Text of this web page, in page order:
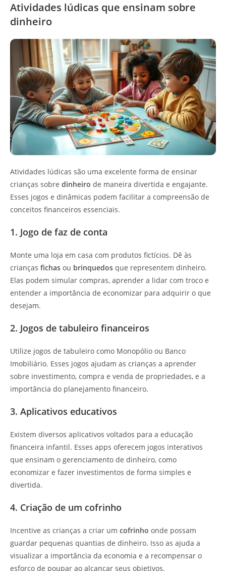
Atividades lúdicas que ensinam sobre
dinheiro
Atividades lúdicas são uma excelente forma de ensinar
crianças sobre dinheiro de maneira divertida e engajante.
Esses jogos e dinâmicas podem facilitar a compreensão de
conceitos financeiros essenciais.
1. Jogo de faz de conta
Monte uma loja em casa com produtos fictícios. Dê às
crianças fichas ou brinquedos que representem dinheiro.
Elas podem simular compras, aprender a lidar com troco e
entender a importância de economizar para adquirir o que
desejam.
2. Jogos de tabuleiro financeiros
Utilize jogos de tabuleiro como Monopólio ou Banco
Imobiliário. Esses jogos ajudam as crianças a aprender
sobre investimento, compra e venda de propriedades, e a
importância do planejamento financeiro.
3. Aplicativos educativos
Existem diversos aplicativos voltados para a educação
financeira infantil. Esses apps oferecem jogos interativos
que ensinam o gerenciamento de dinheiro, como
economizar e fazer investimentos de forma simples e
divertida.
4. Criação de um cofrinho
Incentive as crianças a criar um cofrinho onde possam
guardar pequenas quantias de dinheiro. Isso as ajuda a
visualizar a importância da economia e a recompensar o
esforço de poupar ao alcançar seus objetivos.